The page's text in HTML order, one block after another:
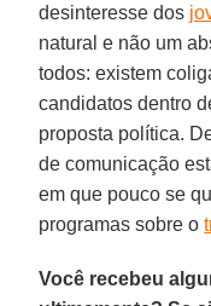
desinteresse dos
natural e não um
todos: existem
candidatos dentro
proposta política.
de comunicação
em que pouco se
programas sobre o
Você recebeu